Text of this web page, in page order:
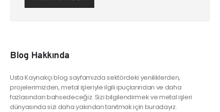
Blog Hakkında
Usta Kaynakçı blog sayfamızda sektördeki yeniliklerden,
projelerimizden, metal işleriyle ilgili ipuçlarından ve daha
fazlasından bahsedeceğiz. Sizi bilgilendirmek ve metal işleri
dünyasında sizi daha yakından tanıtmak için buradayız.